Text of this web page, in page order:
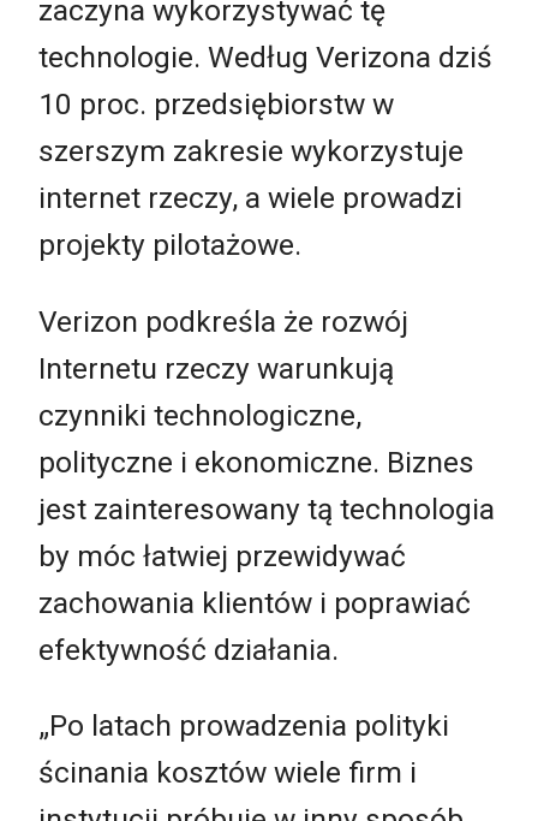
zaczyna wykorzystywać tę
technologie. Według Verizona dziś
10 proc. przedsiębiorstw w
szerszym zakresie wykorzystuje
internet rzeczy, a wiele prowadzi
projekty pilotażowe.
Verizon podkreśla że rozwój
Internetu rzeczy warunkują
czynniki technologiczne,
polityczne i ekonomiczne. Biznes
jest zainteresowany tą technologia
by móc łatwiej przewidywać
zachowania klientów i poprawiać
efektywność działania.
„Po latach prowadzenia polityki
ścinania kosztów wiele firm i